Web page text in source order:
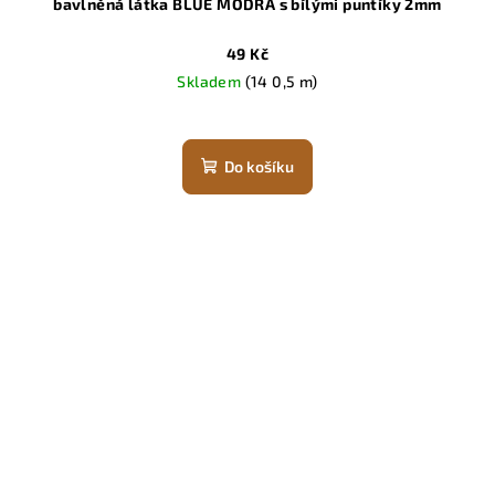
bavlněná látka BLUE MODRÁ s bílými puntíky 2mm
49 Kč
Skladem (14 0,5 m)
Do košíku